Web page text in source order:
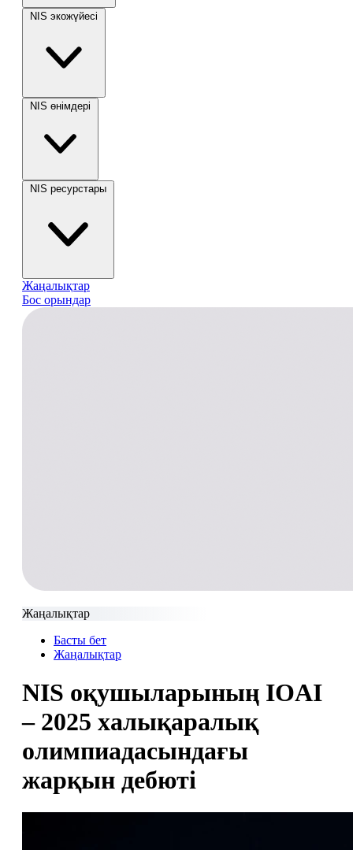
NIS экожүйесі
NIS өнімдері
NIS ресурстары
Жаңалықтар
Бос орындар
Жаңалықтар
Басты бет
Жаңалықтар
NIS оқушыларының IOAI
– 2025 халықаралық
олимпиадасындағы
жарқын дебюті